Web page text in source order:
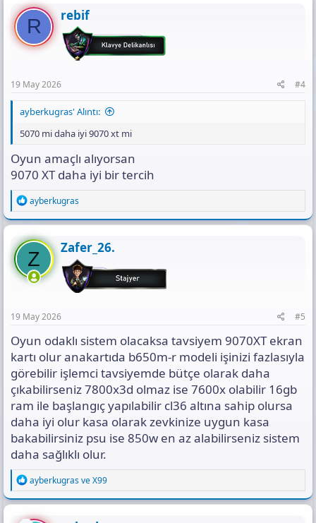
R rebif
19 May 2026 #4
ayberkugras' Alıntı:
5070 mi daha iyi 9070 xt mi
Oyun amaçlı alıyorsan
9070 XT daha iyi bir tercih
R
e
a
c
t
i
o
n
ayberkugras
Z Zafer_26.
19 May 2026 #5
Oyun odaklı sistem olacaksa tavsiyem 9070XT ekran
kartı olur anakartıda b650m-r modeli işinizi fazlasıyla
görebilir işlemci tavsiyemde bütçe olarak daha
çıkabilirseniz 7800x3d olmaz ise 7600x olabilir 16gb
ram ile başlangıç yapılabilir cl36 altına sahip olursa
daha iyi olur kasa olarak zevkinize uygun kasa
bakabilirsiniz psu ise 850w en az alabilirseniz sistem
daha sağlıklı olur.
R
e
a
c
ayberkugrasveX99